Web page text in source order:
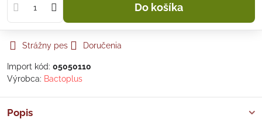
Do košíka
Strážny pes Doručenia
Import kód: 05050110
Výrobca: Bactoplus
Popis